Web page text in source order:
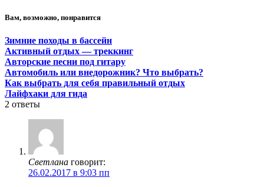
Вам, возможно, понравится
Зимние походы в бассейн
Активный отдых — треккинг
Авторские песни под гитару
Автомобиль или внедорожник? Что выбрать?
Как выбрать для себя правильный отдых
Лайфхаки для гида
2 ответы
Светлана говорит:
26.02.2017 в 9:03 пп